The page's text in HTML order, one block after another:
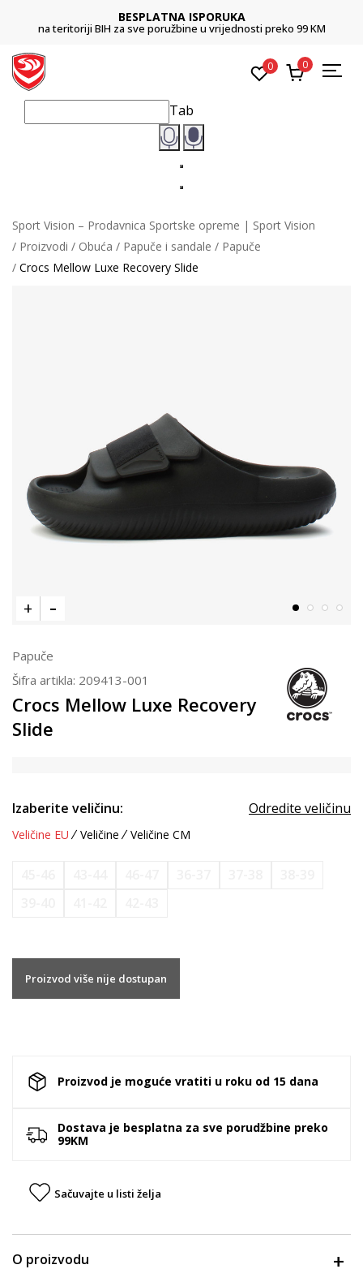
BESPLATNA ISPORUKA
na teritoriji BIH za sve poružbine u vrijednosti preko 99 KM
0 0
Tab
Sport Vision – Prodavnica Sportske opreme | Sport Vision
Proizvodi
Obuća Papuče i sandale
Papuče
Crocs Mellow Luxe Recovery Slide
Papuče
Šifra artikla: 209413-001
Crocs Mellow Luxe Recovery
Slide
Izaberite veličinu: Odredite veličinu
Veličine EU Veličine Veličine CM
Proizvod više nije dostupan
Proizvod je moguće vratiti u roku od 15 dana
Dostava je besplatna za sve porudžbine preko
99KM
Sačuvajte u listi želja
O proizvodu